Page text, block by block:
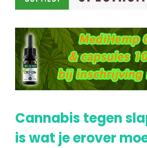
Cannabis tegen
is wat je erover